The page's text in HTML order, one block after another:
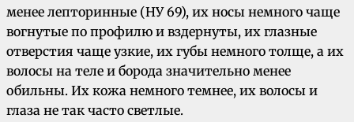
менее лепторинные (НУ 69), их носы немного чаще
вогнутые по профилю и вздернуты, их глазные
отверстия чаще узкие, их губы немного толще, а их
волосы на теле и борода значительно менее
обильны. Их кожа немного темнее, их волосы и
глаза не так часто светлые.